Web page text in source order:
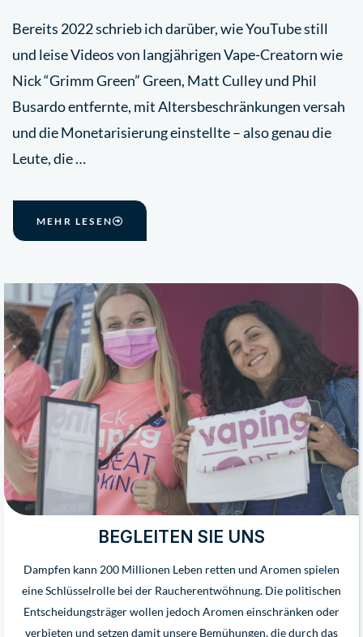
Bereits 2022 schrieb ich darüber, wie YouTube still
und leise Videos von langjährigen Vape-Creatorn wie
Nick “Grimm Green” Green, Matt Culley und Phil
Busardo entfernte, mit Altersbeschränkungen versah
und die Monetarisierung einstellte – also genau die
Leute, die …
MEHR LESEN
BEGLEITEN SIE UNS
Dampfen kann 200 Millionen Leben retten und Aromen spielen
eine Schlüsselrolle bei der Raucherentwöhnung. Die politischen
Entscheidungsträger wollen jedoch Aromen einschränken oder
verbieten und setzen damit unsere Bemühungen, die durch das